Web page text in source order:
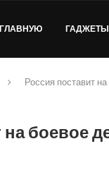
ГЛАВНУЮ ГАДЖЕТЫ
Россия поставит
боевое